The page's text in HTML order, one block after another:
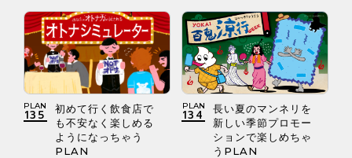
PLAN
135
初めて行く飲食店で
も不安なく楽しめる
ようになっちゃう
PLAN
PLAN
134
長い夏のマンネリを
新しい季節プロモー
ションで楽しめちゃ
うPLAN